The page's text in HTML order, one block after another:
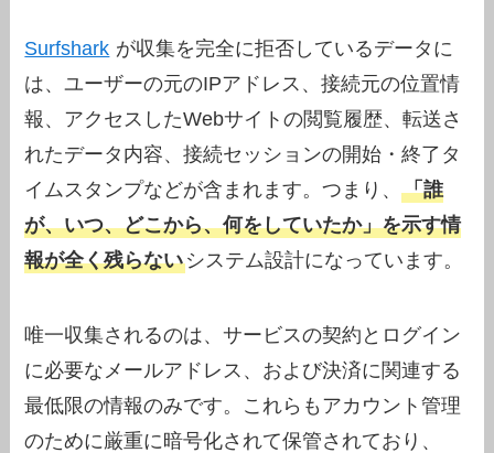
Surfshark が収集を完全に拒否しているデータに
は、ユーザーの元のIPアドレス、接続元の位置情
報、アクセスしたWebサイトの閲覧履歴、転送さ
れたデータ内容、接続セッションの開始・終了タ
イムスタンプなどが含まれます。つまり、「誰
が、いつ、どこから、何をしていたか」を示す情
報が全く残らないシステム設計になっています。
唯一収集されるのは、サービスの契約とログイン
に必要なメールアドレス、および決済に関連する
最低限の情報のみです。これらもアカウント管理
のために厳重に暗号化されて保管されており、